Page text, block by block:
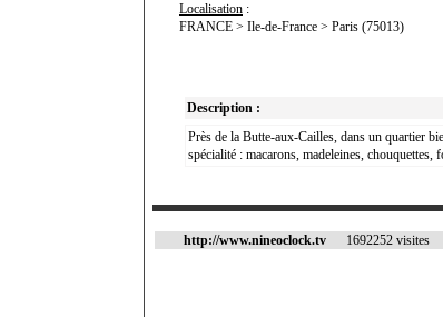
Localisation :
FRANCE > Ile-de-France > Paris (75013)
Description :
Près de la Butte-aux-Cailles, dans un quartier
spécialité : macarons, madeleines,
http://www.nineoclock.tv 1692252 visites